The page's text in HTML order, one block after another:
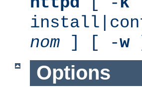
nom ] [ -w
Options